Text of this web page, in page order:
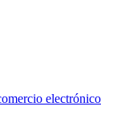
electrónico